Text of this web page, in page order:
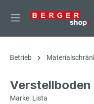
springen
Betrieb
Marke: Lista